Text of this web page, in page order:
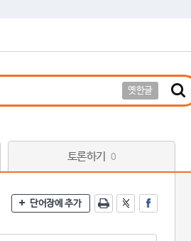
옛한글
토론하기 0
단어장에 추가